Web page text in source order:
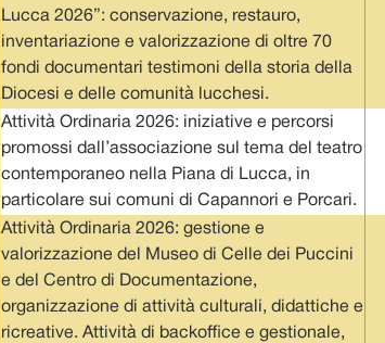
Lucca 2026”: conservazione, restauro,
inventariazione e valorizzazione di oltre 70
fondi documentari testimoni della storia della
Diocesi e delle comunità lucchesi.
Attività Ordinaria 2026: iniziative e percorsi
promossi dall’associazione sul tema del teatro
contemporaneo nella Piana di Lucca, in
particolare sui comuni di Capannori e Porcari.
Attività Ordinaria 2026: gestione e
valorizzazione del Museo di Celle dei Puccini
e del Centro di Documentazione,
organizzazione di attività culturali, didattiche e
ricreative. Attività di backoffice e gestionale,